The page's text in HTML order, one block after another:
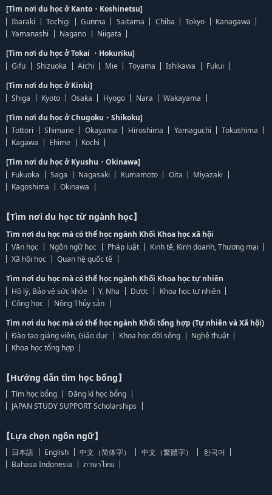
[Tìm nơi du học ở Kanto・Koshinetsu]
Ibaraki
Tochigi Gunma Saitama Chiba Tokyo
Kanagawa
Yamanashi
Nagano
Niigata
[Tìm nơi du học ở Tokai ・Hokuriku]
Gifu
Shizuoka Aichi Mie Toyama Ishikawa
Fukui
[Tìm nơi du học ở Kinki]
Shiga
Kyoto Osaka Hyogo Nara
Wakayama
[Tìm nơi du học ở Chugoku・Shikoku]
Tottori
Shimane Okayama Hiroshima Yamaguchi
Tokushima
Kagawa
Ehime
Kochi
[Tìm nơi du học ở Kyushu・Okinawa]
Fukuoka
Saga Nagasaki Kumamoto Oita
Miyazaki
Kagoshima
Okinawa
【Tìm nơi du học từ ngành học】
Tìm nơi du học mà có thể học ngành Khối Khoa học xã hội
Văn học
Ngôn ngữ học Pháp luật
Kinh tế, Kinh doanh, Thương mại
Xã hội học
Quan hệ quốc tế
Tìm nơi du học mà có thể học ngành Khối Khoa học tự nhiên
Hộ lý, Bảo vệ sức khỏe
Y, Nha Dược
Khoa học tự nhiên
Công học
Nông Thủy sản
Tìm nơi du học mà có thể học ngành Khối tổng hợp (Tự nhiên và Xã hội)
Đào tạo giảng viên, Giáo dục
Khoa học đời sống
Nghệ thuật
Khoa học tổng hợp
【Hướng dẫn tìm học bổng】
Tìm học bổng
Đăng kí học bổng
JAPAN STUDY SUPPORT Scholarships
【Lựa chọn ngôn ngữ】
日本語 English 中文（简体字） 中文（繁體字）
한국어
Bahasa Indonesia
ภาษาไทย